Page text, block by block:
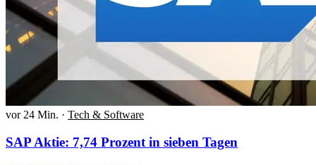
vor 24 Min. · Tech & Software
SAP Aktie: 7,74 Prozent in sieben Tagen